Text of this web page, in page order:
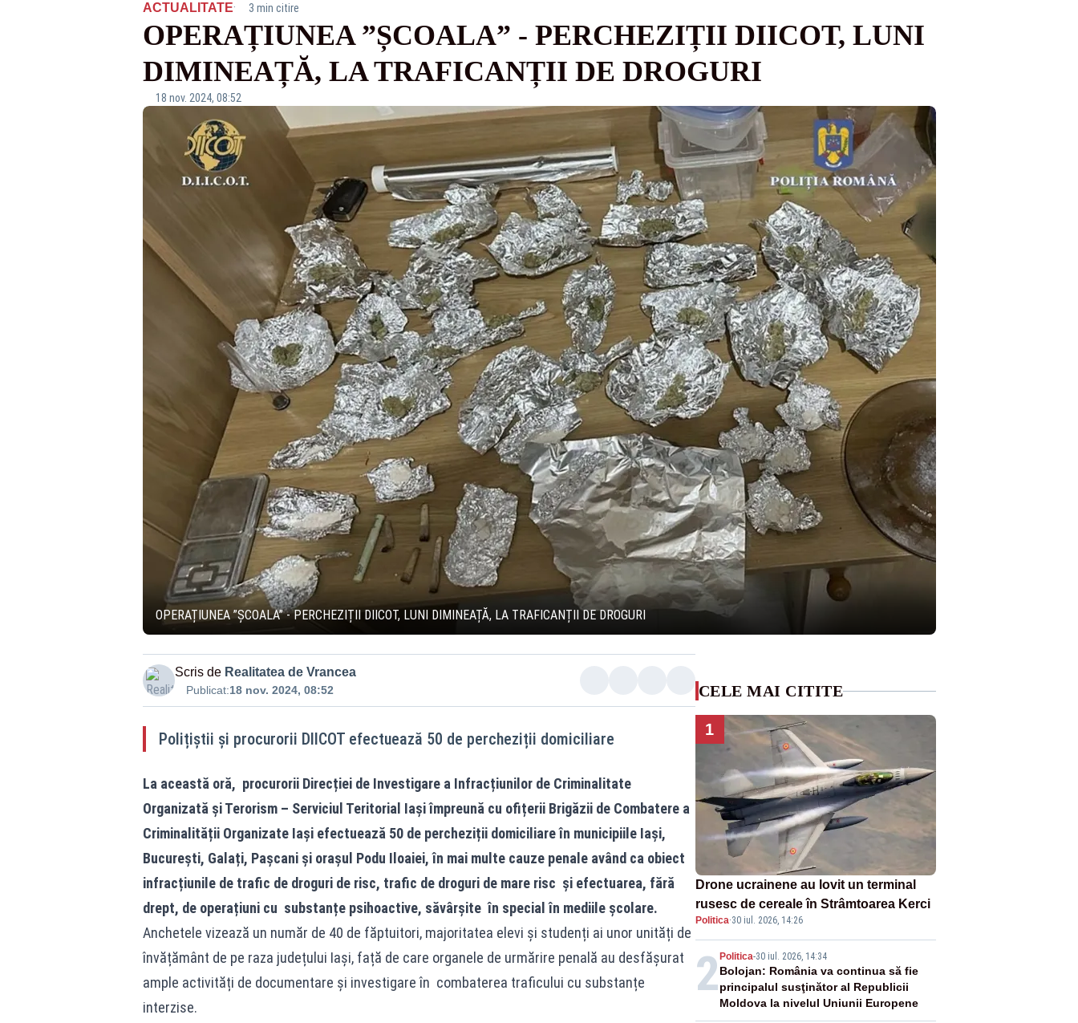
ACTUALITATE· 3 min citire
OPERAȚIUNEA ”ȘCOALA” - PERCHEZIȚII DIICOT, LUNI
DIMINEAȚĂ, LA TRAFICANȚII DE DROGURI
18 nov. 2024, 08:52
OPERAȚIUNEA ”ȘCOALA” - PERCHEZIȚII DIICOT, LUNI DIMINEAȚĂ, LA TRAFICANȚII DE DROGURI
Scris de Realitatea de Vrancea
Publicat:18 nov. 2024, 08:52
Polițiștii și procurorii DIICOT efectuează 50 de percheziții domiciliare
La această oră, procurorii Direcției de Investigare a Infracțiunilor de Criminalitate
Organizată și Terorism – Serviciul Teritorial Iași împreună cu ofițerii Brigăzii de Combatere a
Criminalității Organizate Iași efectuează 50 de percheziții domiciliare în municipiile Iași,
București, Galați, Pașcani și orașul Podu Iloaiei, în mai multe cauze penale având ca obiect
infracțiunile de trafic de droguri de risc, trafic de droguri de mare risc și efectuarea, fără
drept, de operațiuni cu substanțe psihoactive, săvârșite în special în mediile școlare.
Anchetele vizează un număr de 40 de făptuitori, majoritatea elevi și studenți ai unor unități de
învățământ de pe raza județului Iași, față de care organele de urmărire penală au desfășurat
ample activități de documentare și investigare în combaterea traficului cu substanțe
interzise.
CELE MAI CITITE
1
Drone ucrainene au lovit un terminal
rusesc de cereale în Strâmtoarea Kerci
Politica·30 iul. 2026, 14:26
2 Politica-30 iul. 2026, 14:34
Bolojan: România va continua să fie
principalul susţinător al Republicii
Moldova la nivelul Uniunii Europene